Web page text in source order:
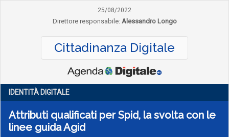
25/08/2022
Direttore responsabile: Alessandro Longo
Cittadinanza Digitale
IDENTITÀ DIGITALE
Attributi qualificati per Spid, la svolta con le
linee guida Agid